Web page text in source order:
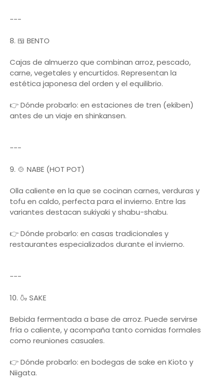
---
8. 🍱 BENTO
Cajas de almuerzo que combinan arroz, pescado,
carne, vegetales y encurtidos. Representan la
estética japonesa del orden y el equilibrio.
👉 Dónde probarlo: en estaciones de tren (ekiben)
antes de un viaje en shinkansen.
---
9. 🍲 NABE (HOT POT)
Olla caliente en la que se cocinan carnes, verduras y
tofu en caldo, perfecta para el invierno. Entre las
variantes destacan sukiyaki y shabu-shabu.
👉 Dónde probarlo: en casas tradicionales y
restaurantes especializados durante el invierno.
---
10. 🍶 SAKE
Bebida fermentada a base de arroz. Puede servirse
fría o caliente, y acompaña tanto comidas formales
como reuniones casuales.
👉 Dónde probarlo: en bodegas de sake en Kioto y
Niigata.